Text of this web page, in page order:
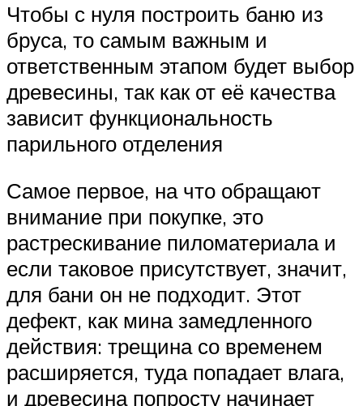
Чтобы с нуля построить баню из
бруса, то самым важным и
ответственным этапом будет выбор
древесины, так как от её качества
зависит функциональность
парильного отделения
Самое первое, на что обращают
внимание при покупке, это
растрескивание пиломатериала и
если таковое присутствует, значит,
для бани он не подходит. Этот
дефект, как мина замедленного
действия: трещина со временем
расширяется, туда попадает влага,
и древесина попросту начинает